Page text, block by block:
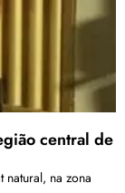
central de
na zona